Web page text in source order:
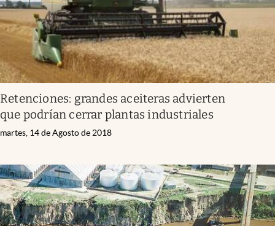
Retenciones: grandes aceiteras advierten
que podrían cerrar plantas industriales
martes, 14 de Agosto de 2018